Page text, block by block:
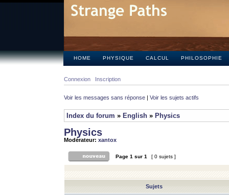
HOME PHYSIQUE CALCUL PHILOSOPHIE
Connexion Inscription
Voir les messages sans réponse | Voir les sujets actifs
Index du forum » English » Physics
Physics
Modérateur: xantox
Page 1 sur 1 [ 0 sujets ]
Sujets